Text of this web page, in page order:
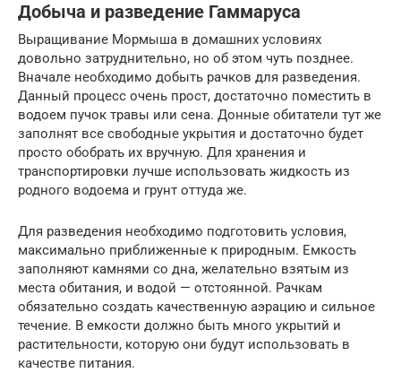
Добыча и разведение Гаммаруса
Выращивание Мормыша в домашних условиях
довольно затруднительно, но об этом чуть позднее.
Вначале необходимо добыть рачков для разведения.
Данный процесс очень прост, достаточно поместить в
водоем пучок травы или сена. Донные обитатели тут же
заполнят все свободные укрытия и достаточно будет
просто обобрать их вручную. Для хранения и
транспортировки лучше использовать жидкость из
родного водоема и грунт оттуда же.
Для разведения необходимо подготовить условия,
максимально приближенные к природным. Емкость
заполняют камнями со дна, желательно взятым из
места обитания, и водой — отстоянной. Рачкам
обязательно создать качественную аэрацию и сильное
течение. В емкости должно быть много укрытий и
растительности, которую они будут использовать в
качестве питания.